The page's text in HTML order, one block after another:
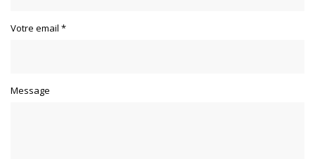
Votre email *
Message